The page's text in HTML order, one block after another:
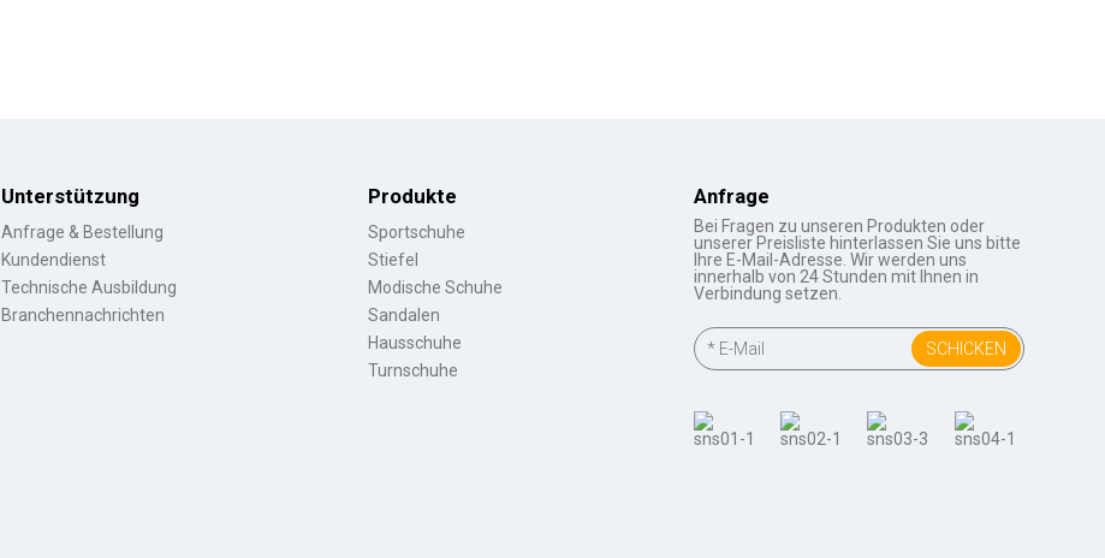
Unterstützung
Anfrage & Bestellung
Kundendienst
Technische Ausbildung
Branchennachrichten
Produkte
Sportschuhe
Stiefel
Modische Schuhe
Sandalen
Hausschuhe
Turnschuhe
Anfrage
Bei Fragen zu unseren Produkten oder
unserer Preisliste hinterlassen Sie uns bitte
Ihre E-Mail-Adresse. Wir werden uns
innerhalb von 24 Stunden mit Ihnen in
Verbindung setzen.
SCHICKEN